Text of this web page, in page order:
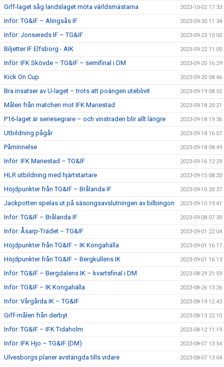
Giff-laget såg landslaget möta världsmästarna 2023-10-02 17:33
Inför: TG&IF – Alingsås IF 2023-09-30 11:34
Inför: Jonsereds IF – TG&IF 2023-09-23 10:00
Biljetter IF Elfsborg - AIK 2023-09-22 11:00
Inför: IFK Skövde – TG&IF – semifinal i DM 2023-09-20 16:29
Kick On Cup 2023-09-20 08:46
Bra insatser av U-laget – trots att poängen uteblivit 2023-09-19 08:55
Målen från matchen mot IFK Mariestad 2023-09-18 20:21
P16-laget är seriesegrare – och vinstraden blir allt längre 2023-09-18 19:36
Utbildning pågår 2023-09-18 16:07
Påminnelse 2023-09-18 08:49
Inför: IFK Mariestad – TG&IF 2023-09-16 12:29
HLR utbildning med hjärtstartare 2023-09-15 08:20
Höjdpunkter från TG&IF – Brålanda IF 2023-09-10 20:37
Jackpotten spelas ut på säsongsavslutningen av bilbingon 2023-09-10 19:41
Inför: TG&IF – Brålanda IF 2023-09-08 07:30
Inför: Åsarp-Trädet – TG&IF 2023-09-01 22:04
Höjdpunkter från TG&IF – IK Kongahälla 2023-09-01 16:17
Höjdpunkter från TG&IF – Bergkullens IK 2023-09-01 16:13
Inför: TG&IF – Bergdalens IK – kvartsfinal i DM 2023-08-29 21:59
Inför: TG&IF – IK Kongahälla 2023-08-26 13:26
Inför: Vårgårda IK – TG&IF 2023-08-19 12:43
Giff-målen från derbyt 2023-08-13 22:10
Inför: TG&IF – IFK Tidaholm 2023-08-12 11:19
Inför: IFK Hjo – TG&IF (DM) 2023-08-07 13:54
Ulvesborgs planer avstängda tills vidare 2023-08-07 13:04